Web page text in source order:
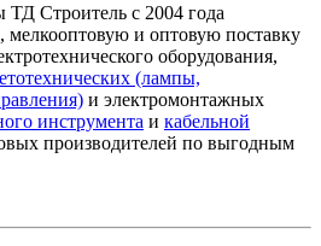
Строитель с 2004 года
мелкооптовую и оптовую поставку
оборудования,
(лампы,
и электромонтажных
инструмента и кабельной
производителей по выгодным